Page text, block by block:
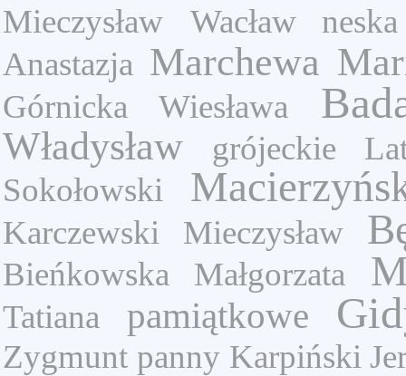
Mieczysław
Wacław neska
Anastazja Marchewa
Górnicka Wiesława
Władysław grójeckie
Sokołowski
Karczewski Mieczysław
Bieńkowska Małgorzata
Tatiana pamiątkowe
Zygmunt panny Karpiński